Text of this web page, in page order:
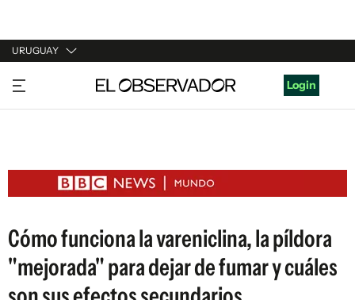
URUGUAY
URUGUAY
ARGENTINA
ESTADOS UNIDOS
Login
Cómo funciona la vareniclina, la píldora
"mejorada" para dejar de fumar y cuáles